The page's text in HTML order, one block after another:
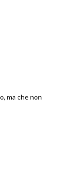
ma che non